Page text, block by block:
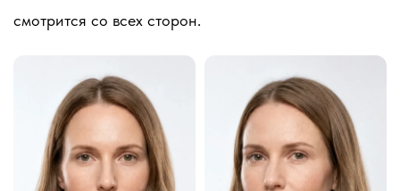
смотрится со всех сторон.